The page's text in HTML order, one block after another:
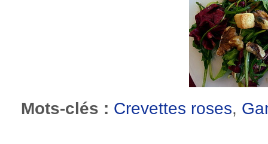
Mots-clés : Crevettes roses,